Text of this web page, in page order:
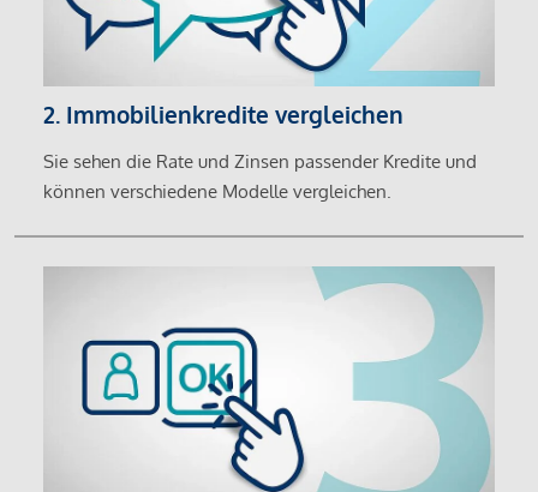
2. Immobilienkredite vergleichen
Sie sehen die Rate und Zinsen passender Kredite und
können verschiedene Modelle vergleichen.